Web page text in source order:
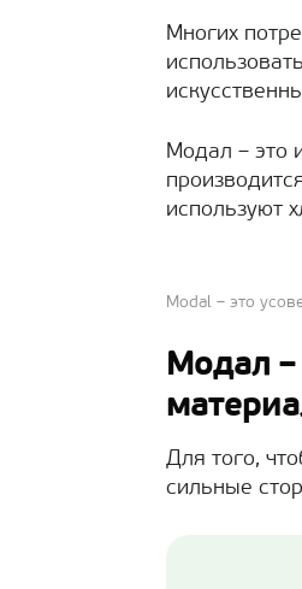
Многих
Модал – это
используют
Modal – это
Модал –
Для того,
сильные